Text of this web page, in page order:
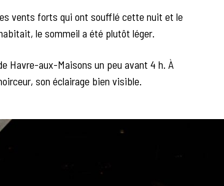
vents forts qui ont soufflé cette nuit et le
le sommeil a été plutôt léger.
Havre-aux-Maisons un peu avant 4 h. À
son éclairage bien visible.